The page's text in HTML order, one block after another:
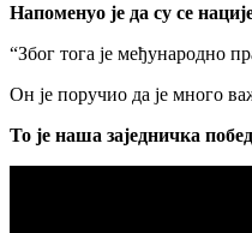
Напоменуо је да су се
“Због тога је међународно
Он је поручио да је много
То је наша заједничка